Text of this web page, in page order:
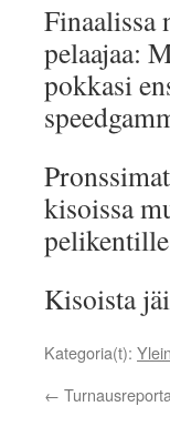
Finaalissa
pelaajaa:
pokkasi
kisoissa
Kisoista
Kategoria(t):
←